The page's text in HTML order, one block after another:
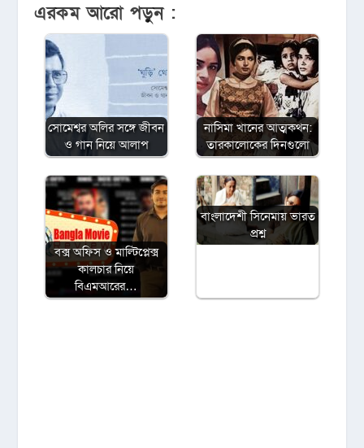
এরকম আরো পড়ুন :
সোমেশ্বর অলির সঙ্গে জীবন
ও গান নিয়ে আলাপ
নাসিমা খানের আত্মকথন:
তারকালোকের দিনগুলো
বক্স অফিস ও মাল্টিপ্লেক্স
কালচার নিয়ে
বিএমআরের…
বাংলাদেশী সিনেমায় ভারত
প্রশ্ন